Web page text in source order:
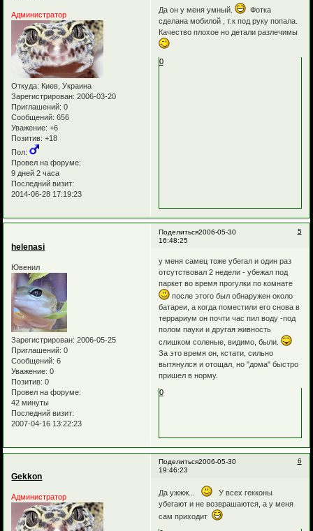
Администратор
Откуда: Киев, Украина
Зарегистрирован: 2006-03-20
Приглашений: 0
Сообщений: 656
Уважение: +6
Позитив: +18
Пол:
Провел на форуме:
9 дней 2 часа
Последний визит:
2014-06-28 17:19:23
Да он у меня умный.
Фотка
сделана мобилой , т.к под руку попала.
Качество плохое но детали разлечимы
0
Поделиться 5
2006-05-30
16:48:25
helenasi
Ювенил
Зарегистрирован: 2006-05-25
Приглашений: 0
Сообщений: 6
Уважение: 0
Позитив: 0
Провел на форуме:
42 минуты
Последний визит:
2007-04-16 13:22:23
у меня самец тоже убегал и один раз
отсутствовал 2 недели - убежал под
паркет во время прогулки по комнате
после этого был обнаружен около
батареи, а когда поместили его снова в
террариум он почти час пил воду -под
полом пауки и другая живность
слишком соленые, видимо, были.
За это время он, кстати, сильно
вытянулся и отощал, но "дома" быстро
пришел в норму.
0
Поделиться 6
2006-05-30
19:46:23
Gekkon
Администратор
Да ужжж...
У всех гекконы
убегают и не возврашаются, а у меня
сам приходит